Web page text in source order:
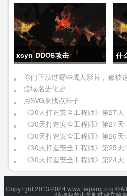
资
xsyn DDOS攻击 什
短域名进化史
用SVG来找点乐子
Copyright 2013-2024 www.tiejiang.org
经授权禁止复制或建立镜